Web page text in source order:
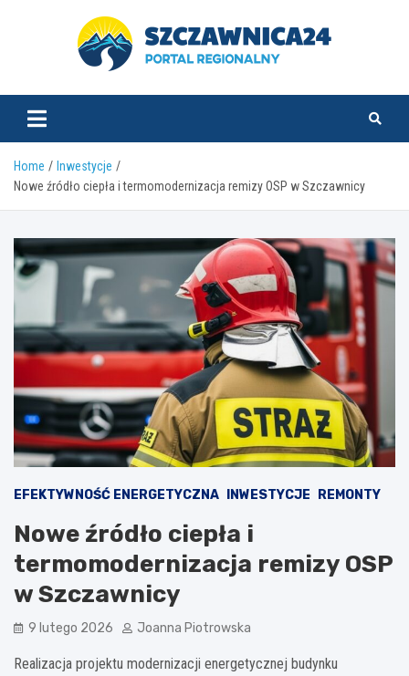
szczawnica24.pl
Home
Inwestycje
Nowe źródło ciepła i termomodernizacja remizy OSP w Szczawnicy
EFEKTYWNOŚĆ ENERGETYCZNA INWESTYCJE REMONTY
Nowe źródło ciepła i
termomodernizacja remizy OSP
w Szczawnicy
9 lutego 2026 Joanna Piotrowska
Realizacja projektu modernizacji energetycznej budynku